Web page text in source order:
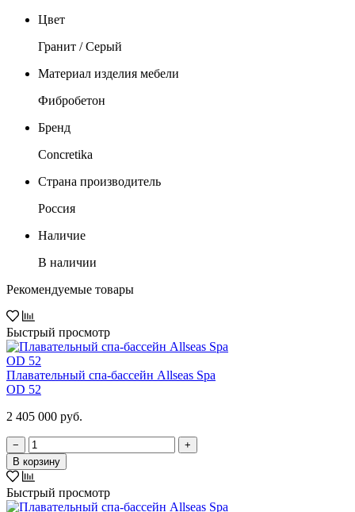
Цвет
Гранит / Серый
Материал изделия мебели
Фибробетон
Бренд
Concretika
Страна производитель
Россия
Наличие
В наличии
Рекомендуемые товары
Быстрый просмотр
Плавательный спа-бассейн Allseas Spa
OD 52
2 405 000 руб.
−
+
В корзину
Быстрый просмотр